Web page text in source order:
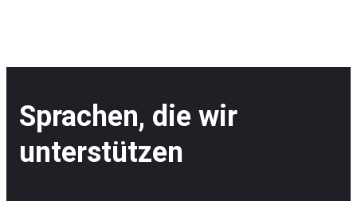
Sprachen, die wir
unterstützen